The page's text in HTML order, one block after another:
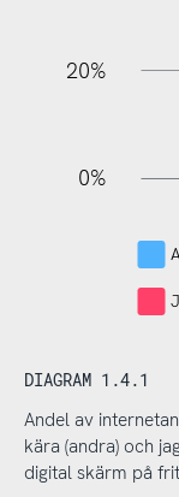
20%
0%
DIAGRAM 1.4.1
Andel av
kära (andra) och
digital skärm på